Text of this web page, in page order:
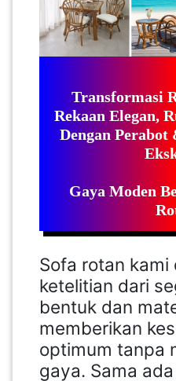
Transformasi
Rekaan Elegan,
Dengan Perabot
Gaya Moden
Sofa rotan kami
ketelitian dari
bentuk dan
memberikan
optimum tanpa
gaya. Sama
KUALA
LUMPUR(16)
PUTRAJAYA(9)
MALAYSIA(82)
SINGAPORE(0)
BRUNEI(0)